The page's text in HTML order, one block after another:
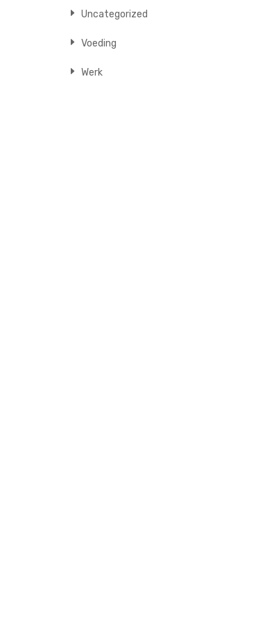
Uncategorized
Voeding
Werk